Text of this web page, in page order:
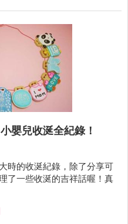
嬰兒收涎全紀錄！
時的收涎紀錄，除了分享可
了一些收涎的吉祥話喔！真